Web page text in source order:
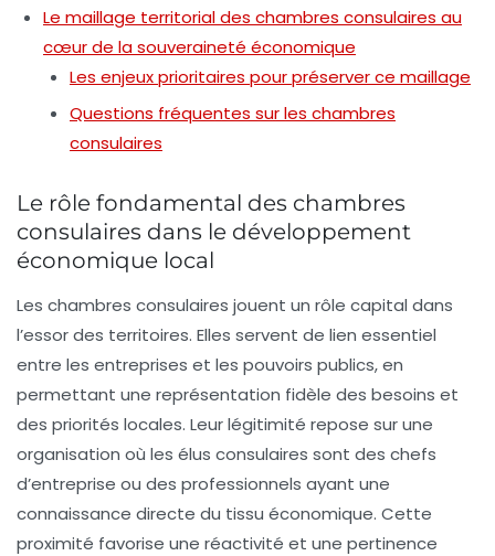
Le maillage territorial des chambres consulaires au
cœur de la souveraineté économique
Les enjeux prioritaires pour préserver ce maillage
Questions fréquentes sur les chambres
consulaires
Le rôle fondamental des chambres
consulaires dans le développement
économique local
Les chambres consulaires jouent un rôle capital dans
l’essor des territoires. Elles servent de lien essentiel
entre les entreprises et les pouvoirs publics, en
permettant une représentation fidèle des besoins et
des priorités locales. Leur légitimité repose sur une
organisation où les élus consulaires sont des chefs
d’entreprise ou des professionnels ayant une
connaissance directe du tissu économique. Cette
proximité favorise une réactivité et une pertinence